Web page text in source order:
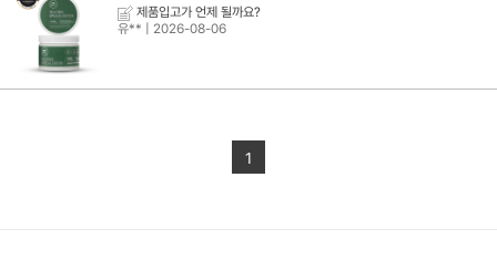
제품입고가 언제 될까요?
유**
| 2026-08-06
1